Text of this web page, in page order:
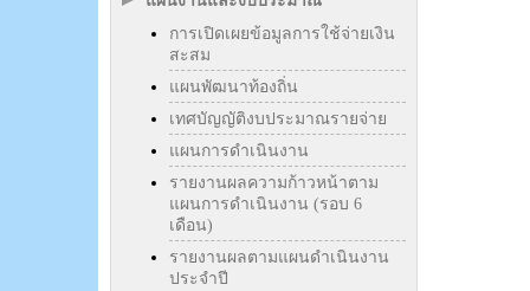
การเปิดเผยข้อมูลการใช้จ่ายเงิน
สะสม
แผนพัฒนาท้องถิ่น
เทศบัญญัติงบประมาณรายจ่าย
แผนการดำเนินงาน
รายงานผลความก้าวหน้าตาม
แผนการดำเนินงาน (รอบ 6
เดือน)
รายงานผลตามแผนดำเนินงาน
ประจำปี